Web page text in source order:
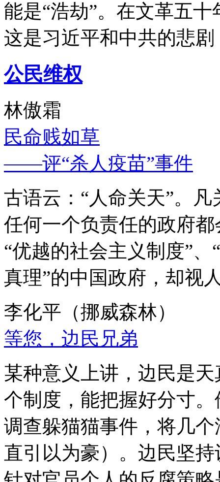
能是“浩劫”。在文革五
这是习近平和中共的悲
公民维权
林傲霜
民命贱如草
——评“杀人疫苗”事件
古语云：“人命关天”。
任何一个负责任的政府
“优越的社会主义制度”
真理”的中国政府，却视
李化平（挪威森林）
等您，边民兄弟
某种意义上讲，边民是
个制度，能把握好分寸
调查躲猫猫事件，将几
直引以为豪）。边民坚